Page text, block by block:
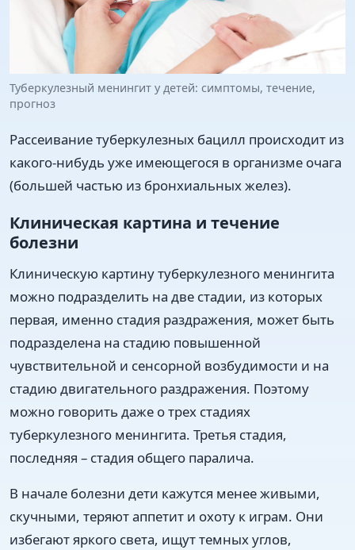
Туберкулезный менингит у детей: симптомы, течение,
прогноз
Рассеивание туберкулезных бацилл происходит из
какого-нибудь уже имеющегося в организме очага
(большей частью из бронхиальных желез).
Клиническая картина и течение
болезни
Клиническую картину туберкулезного менингита
можно подразделить на две стадии, из которых
первая, именно стадия раздражения, может быть
подразделена на стадию повышенной
чувствительной и сенсорной возбудимости и на
стадию двигательного раздражения. Поэтому
можно говорить даже о трех стадиях
туберкулезного менингита. Третья стадия,
последняя – стадия общего паралича.
В начале болезни дети кажутся менее живыми,
скучными, теряют аппетит и охоту к играм. Они
избегают яркого света, ищут темных углов,